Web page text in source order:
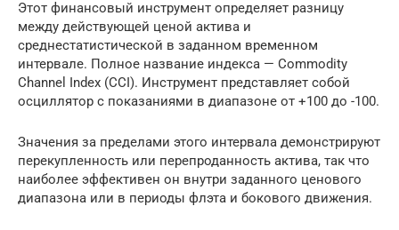
Этот финансовый инструмент определяет разницу
между действующей ценой актива и
среднестатистической в заданном временном
интервале. Полное название индекса — Commodity
Channel Index (CCI). Инструмент представляет собой
осциллятор с показаниями в диапазоне от +100 до -100.
Значения за пределами этого интервала демонстрируют
перекупленность или перепроданность актива, так что
наиболее эффективен он внутри заданного ценового
диапазона или в периоды флэта и бокового движения.